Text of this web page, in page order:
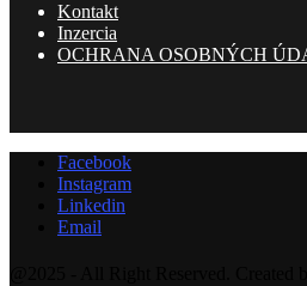
Kontakt
Inzercia
OCHRANA OSOBNÝCH
Facebook
Instagram
Linkedin
Email